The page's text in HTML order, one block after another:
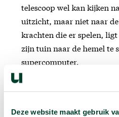
Deze website maakt gebruik
telescoop wel kan kijken
uitzicht, maar niet naar
krachten die er spelen,
zijn tuin naar de hemel te
supercomputer.